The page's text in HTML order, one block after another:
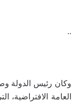
..
العامة الافتراضية،